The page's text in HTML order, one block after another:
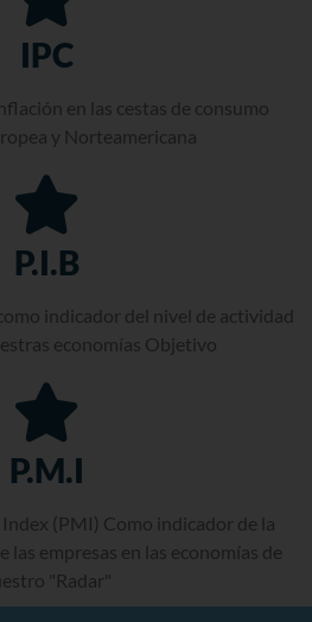
IPC
en las cestas de consumo
y Norteamericana
P.I.B
indicador del nivel de actividad
economías Objetivo
P.M.I
(PMI) Como indicador de la
las empresas en las economías de
"Radar"